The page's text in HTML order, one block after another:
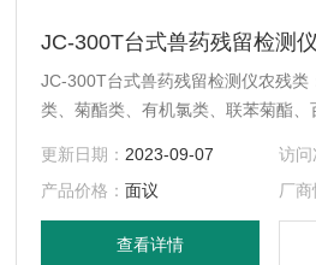
JC-300T台式兽药残留检测仪
JC-300T台式兽药残留检测仪农残类
类、菊酯类、有机氯类、联苯菊酯、
呋喃妥因、呋喃它酮、喹诺酮、磺胺
苯尼考、地塞米松、甲硝唑等抗生素
曲霉毒素、呕吐毒素、玉米赤霉烯
对禽畜产品进行抗生素残留、
更新日期： 2023-09-07 访问
产品价格：面议 厂商
查看详情